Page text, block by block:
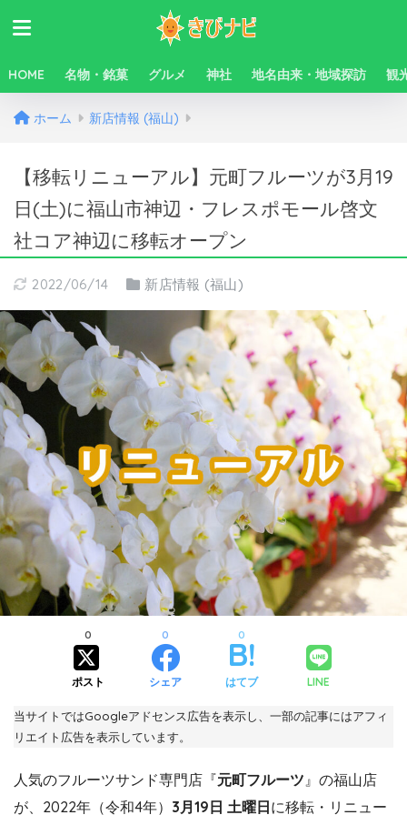
HOME 名物・銘菓 グルメ 神社 地名由来・地域探訪 観
ホーム 新店情報 (福山)
【移転リニューアル】元町フルーツが3月19
日(土)に福山市神辺・フレスポモール啓文
社コア神辺に移転オープン
2022/06/14 新店情報 (福山)
ポスト
0
シェア
0
はてブ
0
LINE
当サイトではGoogleアドセンス広告を表示し、一部の記事にはアフィ
リエイト広告を表示しています。
人気のフルーツサンド専門店『元町フルーツ 』の福山店
が、2022年（令和4年） 3月19日 土曜日に移転・リニュー